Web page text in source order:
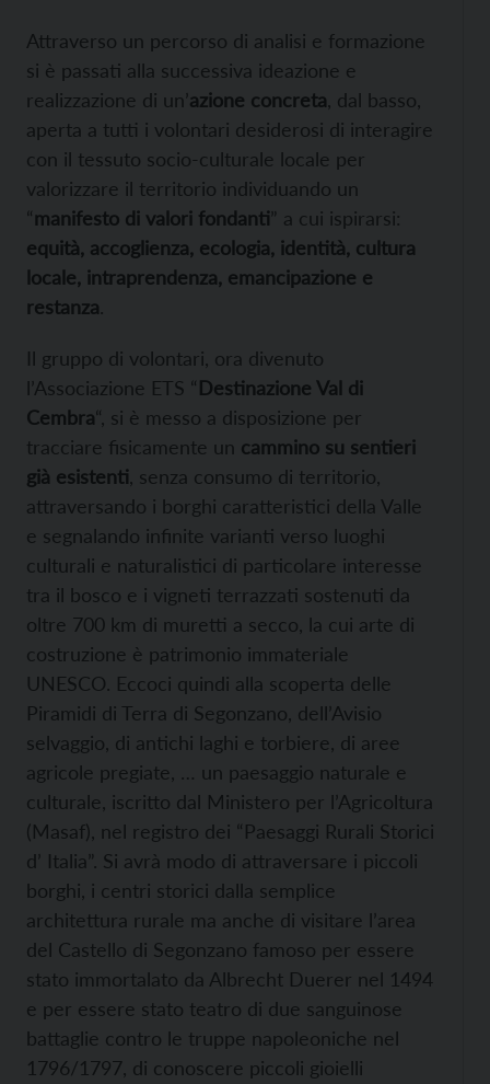
Attraverso un percorso di analisi e formazione
si è passati alla successiva ideazione e
realizzazione di un’azione concreta , dal basso,
aperta a tutti i volontari desiderosi di interagire
con il tessuto socio-culturale locale per
valorizzare il territorio individuando un
“manifesto di valori fondanti” a cui ispirarsi:
equità, accoglienza, ecologia, identità, cultura
locale, intraprendenza, emancipazione e
restanza.
Il gruppo di volontari, ora divenuto
l’Associazione ETS “Destinazione Val di
Cembra“, si è messo a disposizione per
tracciare fisicamente un cammino su sentieri
già esistenti , senza consumo di territorio,
attraversando i borghi caratteristici della Valle
e segnalando infinite varianti verso luoghi
culturali e naturalistici di particolare interesse
tra il bosco e i vigneti terrazzati sostenuti da
oltre 700 km di muretti a secco, la cui arte di
costruzione è patrimonio immateriale
UNESCO. Eccoci quindi alla scoperta delle
Piramidi di Terra di Segonzano, dell’Avisio
selvaggio, di antichi laghi e torbiere, di aree
agricole pregiate, … un paesaggio naturale e
culturale, iscritto dal Ministero per l’Agricoltura
(Masaf), nel registro dei “Paesaggi Rurali Storici
d’ Italia”. Si avrà modo di attraversare i piccoli
borghi, i centri storici dalla semplice
architettura rurale ma anche di visitare l’area
del Castello di Segonzano famoso per essere
stato immortalato da Albrecht Duerer nel 1494
e per essere stato teatro di due sanguinose
battaglie contro le truppe napoleoniche nel
1796/1797, di conoscere piccoli gioielli